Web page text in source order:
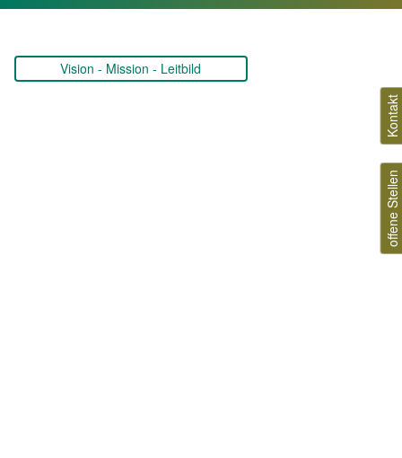
Vision - Mission - Leitbild
Kontakt
offene Stellen